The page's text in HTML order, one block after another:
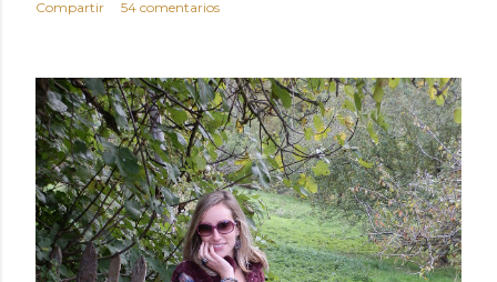
Compartir 54 comentarios